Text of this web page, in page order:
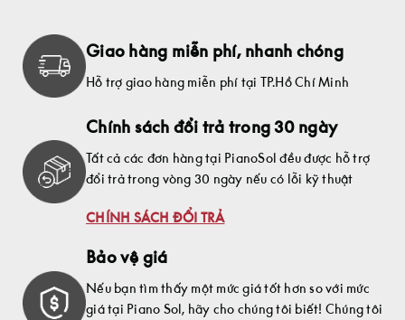
Giao hàng miễn phí, nhanh chóng
Hỗ trợ giao hàng miễn phí tại TP.Hồ Chí Minh
Chính sách đổi trả trong 30 ngày
Tất cả các đơn hàng tại PianoSol đều được hỗ trợ
đổi trả trong vòng 30 ngày nếu có lỗi kỹ thuật
CHÍNH SÁCH ĐỔI TRẢ
Bảo vệ giá
Nếu bạn tìm thấy một mức giá tốt hơn so với mức
giá tại Piano Sol, hãy cho chúng tôi biết! Chúng tôi